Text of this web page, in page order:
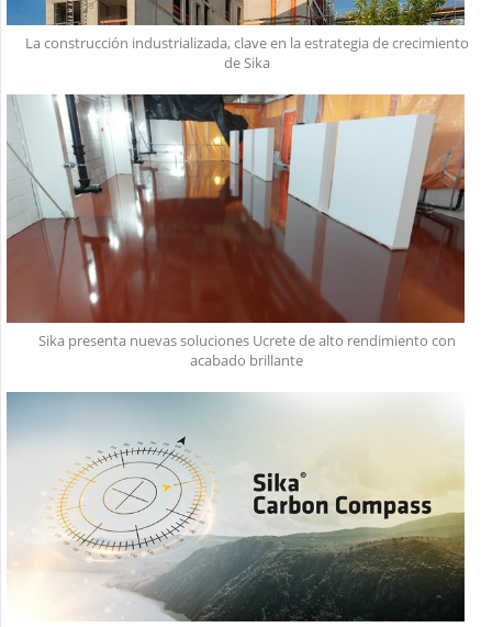
La construcción industrializada, clave en la estrategia de crecimiento
de Sika
Sika presenta nuevas soluciones Ucrete de alto rendimiento con
acabado brillante